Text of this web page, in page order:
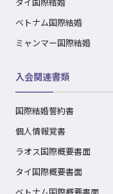
ベトナム国際結婚
ミャンマー国際結婚
入会関連書類
国際結婚誓約書
個人情報覚書
ラオス国際概要書面
タイ国際概要書面
ベトナム国際概要書面